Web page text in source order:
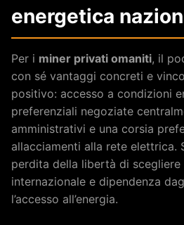
energetica
Per i miner privati omaniti, il
con sé vantaggi concreti e
positivo: accesso a condizioni
preferenziali negoziate
amministrativi e una corsia
allacciamenti alla rete elettrica.
perdita della libertà di
internazionale e dipendenza
l’accesso all’energia.